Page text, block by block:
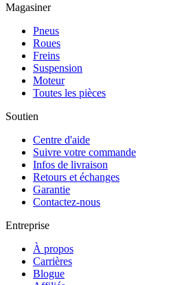
Magasiner
Pneus
Roues
Freins
Suspension
Moteur
Toutes les pièces
Soutien
Centre d'aide
Suivre votre commande
Infos de livraison
Retours et échanges
Garantie
Contactez-nous
Entreprise
À propos
Carrières
Blogue